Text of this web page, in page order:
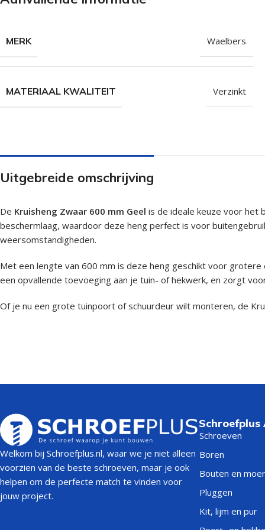
Paalhouderschroeven
Vleugelteks
Populaire merken
MERK Waelbers
MATERIAAL KWALITEIT Verzinkt
Uitgebreide omschrijving
De Kruisheng Zwaar 600 mm Geel is de ideale keuze voor het
beschermlaag, waardoor deze heng perfect is voor
weersomstandigheden.
Met een lengte van 600 mm is deze heng geschikt voor
een opvallende toevoeging aan je tuin- of hekwerk, en zorgt
Of je nu een grote tuinpoort of schuurdeur wilt monteren, de
Welkom bij Schroefplus.nl, waar we je niet alleen
voorzien van de beste schroeven, maar je ook
helpen om de perfecte match te vinden voor
jouw project.
Schroeven
Boren
Bouten en
Pluggen
Kit, lijm en pur